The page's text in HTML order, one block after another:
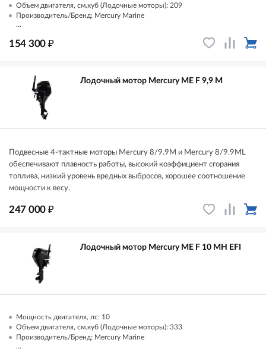
Объем двигателя, см.куб (Лодочные моторы): 209
Производитель/Бренд: Mercury Marine
...
154 300 ₽
Лодочный мотор Mercury ME F 9,9 M
Подвесные 4-тактные моторы Mercury 8/9.9M и Mercury 8/9.9ML
обеспечивают плавность работы, высокий коэффициент сгорания
топлива, низкий уровень вредных выбросов, хорошее соотношение
мощности к весу.
247 000 ₽
Лодочный мотор Mercury ME F 10 MH EFI
Мощность двигателя, лс: 10
Объем двигателя, см.куб (Лодочные моторы): 333
Производитель/Бренд: Mercury Marine
...